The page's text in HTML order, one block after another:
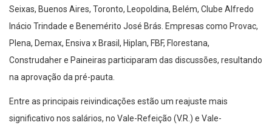
Seixas, Buenos Aires, Toronto, Leopoldina, Belém, Clube Alfredo
Inácio Trindade e Benemérito José Brás. Empresas como Provac,
Plena, Demax, Ensiva x Brasil, Hiplan, FBF, Florestana,
Construdaher e Paineiras participaram das discussões, resultando
na aprovação da pré-pauta.
Entre as principais reivindicações estão um reajuste mais
significativo nos salários, no Vale-Refeição (V.R.) e Vale-